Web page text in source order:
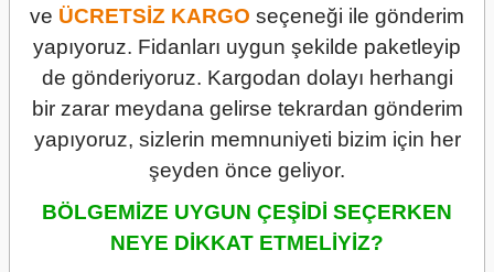
ve ÜCRETSİZ KARGO seçeneği ile gönderim
yapıyoruz. Fidanları uygun şekilde paketleyip
de gönderiyoruz. Kargodan dolayı herhangi
bir zarar meydana gelirse tekrardan gönderim
yapıyoruz, sizlerin memnuniyeti bizim için her
şeyden önce geliyor.
BÖLGEMİZE UYGUN ÇEŞİDİ SEÇERKEN
NEYE DİKKAT ETMELİYİZ?